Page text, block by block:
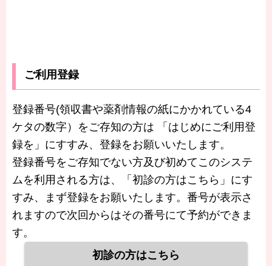
ご利用登録
登録番号(領収書や薬剤情報の紙にかかれている4
ケタの数字）をご存知の方は 「はじめにご利用登
録を」にすすみ、登録をお願いいたします。
登録番号をご存知でない方及び初めてこのシステ
ムを利用される方は、「初診の方はこちら」にす
すみ、まず登録をお願いたします。番号が表示さ
れますので次回からはその番号にて予約ができま
す。
初診の方はこちら